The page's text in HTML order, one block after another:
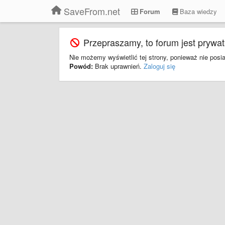
SaveFrom.net Forum Baza wiedzy
Przepraszamy, to forum jest
Nie możemy wyświetlić tej strony, ponieważ nie
Powód: Brak uprawnień. Zaloguj się